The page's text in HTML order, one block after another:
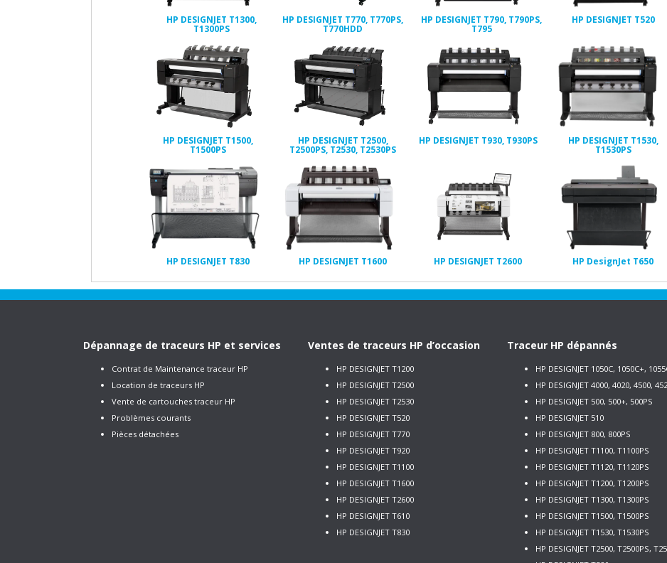
HP DESIGNJET T1300,
T1300PS
HP DESIGNJET T770, T770PS,
T770HDD
HP DESIGNJET T790, T790PS,
T795
HP DESIGNJET T520
HP DESIGNJET T1500,
T1500PS
HP DESIGNJET T2500,
T2500PS, T2530, T2530PS
HP DESIGNJET T930, T930PS HP DESIGNJET T1530,
T1530PS
HP DESIGNJET T830 HP DESIGNJET T1600 HP DESIGNJET T2600 HP DesignJet T650
Dépannage de traceurs HP et services
Contrat de Maintenance traceur HP
Location de traceurs HP
Vente de cartouches traceur HP
Problèmes courants
Pièces détachées
Ventes de traceurs HP d’occasion
HP DESIGNJET T1200
HP DESIGNJET T2500
HP DESIGNJET T2530
HP DESIGNJET T520
HP DESIGNJET T770
HP DESIGNJET T920
HP DESIGNJET T1100
HP DESIGNJET T1600
HP DESIGNJET T2600
HP DESIGNJET T610
HP DESIGNJET T830
Traceur HP dépannés
HP DESIGNJET 1050C, 1050C+,
HP DESIGNJET 4000, 4020, 4500,
HP DESIGNJET 500, 500+, 500PS
HP DESIGNJET 510
HP DESIGNJET 800, 800PS
HP DESIGNJET T1100, T1100PS
HP DESIGNJET T1120, T1120PS
HP DESIGNJET T1200, T1200PS
HP DESIGNJET T1300, T1300PS
HP DESIGNJET T1500, T1500PS
HP DESIGNJET T1530, T1530PS
HP DESIGNJET T2500, T2500PS,